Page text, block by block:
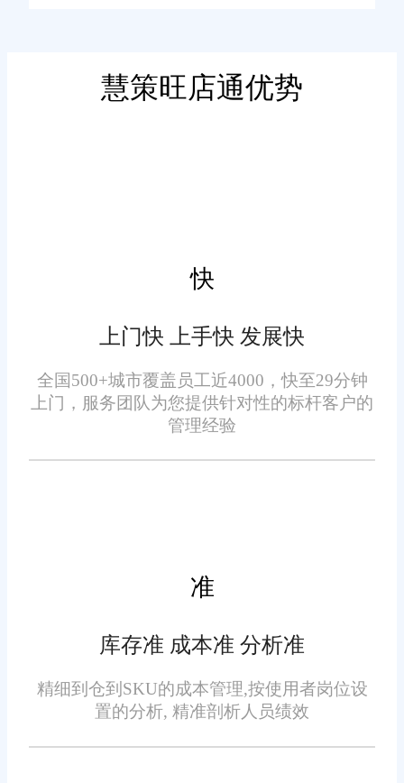
这将有助于明确系统所需的功能
应商的历史、客户案例以及在
商应该能够提供参考客户，以便
您可以了解其在实施和支持方面
的表现。
3. 技术能力：
系统通常需要与其他应用程序集
据迁移经验。
供应商的ERP产品必须与您
的业务需求相匹配。仔细研究供
慧策旺店通优势
快
上门快 上手快 发展快
全国500+城市覆盖员工近4000，快至29分钟
上门，服务团队为您提供针对性的标杆客户的
管理经验
准
库存准 成本准 分析准
精细到仓到SKU的成本管理,按使用者岗位设
置的分析, 精准剖析人员绩效